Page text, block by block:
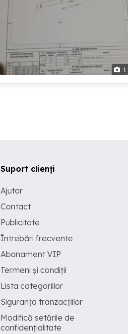
1
Suport clienți
Ajutor
Contact
Publicitate
Întrebări frecvente
Abonament VIP
Termeni și condiții
Lista categoriilor
Siguranța tranzacțiilor
Modifică setările de
confidențialitate